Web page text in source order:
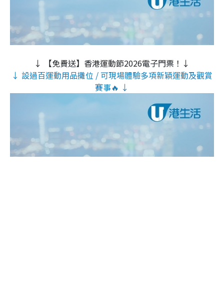
↓ 【免費送】香港運動節2026電子門票！↓
↓ 設過百運動用品攤位 / 可現場體驗多項新穎運動及觀賞
賽事🔥 ↓